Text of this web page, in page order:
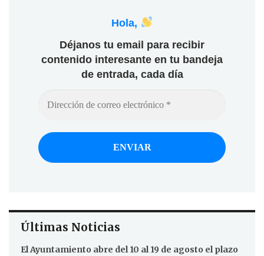
Hola,
Déjanos tu email para recibir
contenido interesante en tu bandeja
de entrada, cada día
Últimas Noticias
El Ayuntamiento abre del 10 al 19 de agosto el plazo